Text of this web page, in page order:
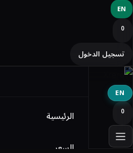
EN
0
تسجيل الدخول
EN
0
الرئيسية
السعر